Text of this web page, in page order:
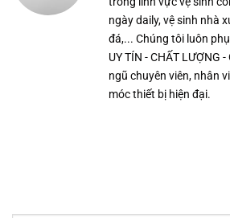
ngày daily, vệ sinh nhà
đá,... Chúng tôi luôn
UY TÍN - CHẤT LƯỢNG
ngũ chuyên viên, nhân
móc thiết bị hiện đại.